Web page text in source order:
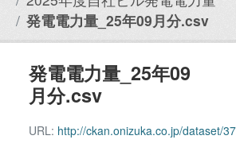
発電電力量_25年09月分.csv
発電電力量_25年09
月分.csv
URL: http://ckan.onizuka.co.jp/dataset/3757fb30-ebdf-4cf8-bcd4-c0f32e82a42b/resource/17204a5f-e72d-